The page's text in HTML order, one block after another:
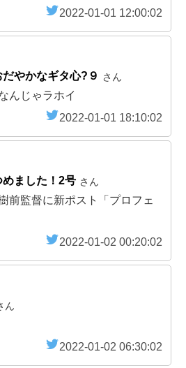
2022-01-01 12:00:02
やかなギタ心?９ さん
んじゃラホイ
2022-01-01 18:10:02
ました！2号 さん
前監督に新ポスト「プロフェ
2022-01-02 00:20:02
ん
2022-01-02 06:30:02